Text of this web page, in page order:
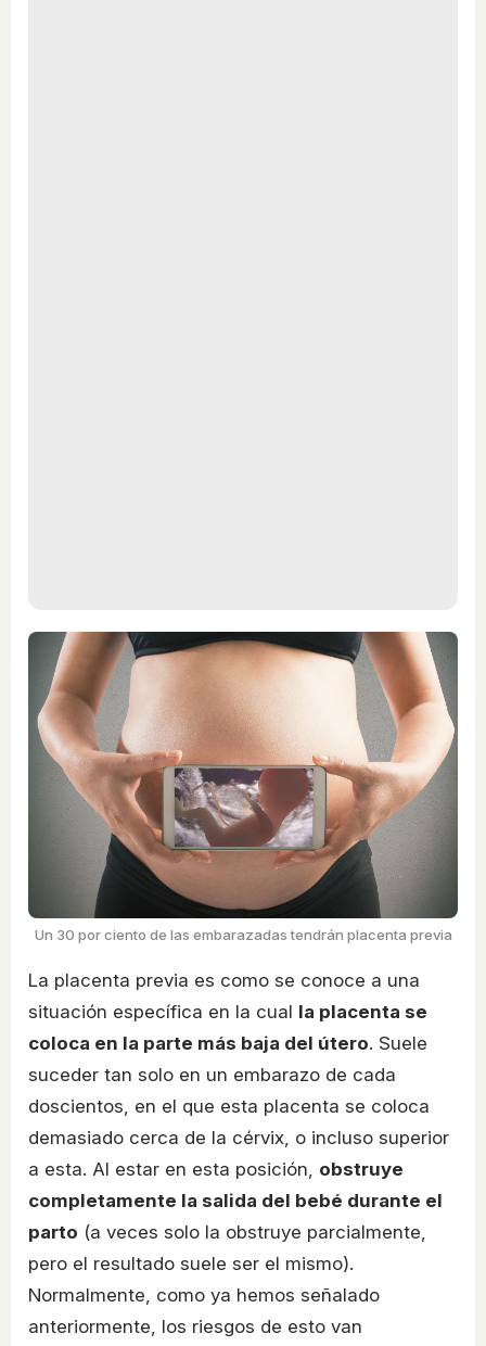
Un 30 por ciento de las embarazadas tendrán placenta previa
La placenta previa es como se conoce a una
situación específica en la cual la placenta se
coloca en la parte más baja del útero. Suele
suceder tan solo en un embarazo de cada
doscientos, en el que esta placenta se coloca
demasiado cerca de la cérvix, o incluso superior
a esta. Al estar en esta posición, obstruye
completamente la salida del bebé durante el
parto (a veces solo la obstruye parcialmente,
pero el resultado suele ser el mismo).
Normalmente, como ya hemos señalado
anteriormente, los riesgos de esto van